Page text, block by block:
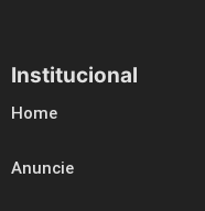
Institucional
Home
Anuncie